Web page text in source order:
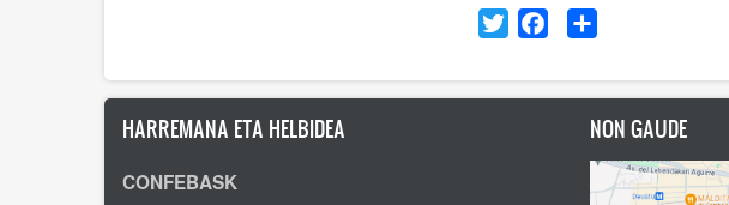
TwitterFacebookShare
HARREMANA ETA HELBIDEA
CONFEBASK
NON GAUDE